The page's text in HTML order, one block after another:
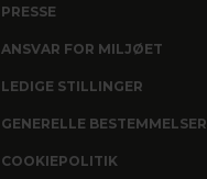
PRESSE
ANSVAR FOR MILJØET
LEDIGE STILLINGER
GENERELLE BESTEMMELSER
COOKIEPOLITIK